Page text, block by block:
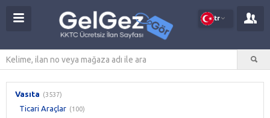
tr
Vasıta (3537)
Ticari Araçlar (100)